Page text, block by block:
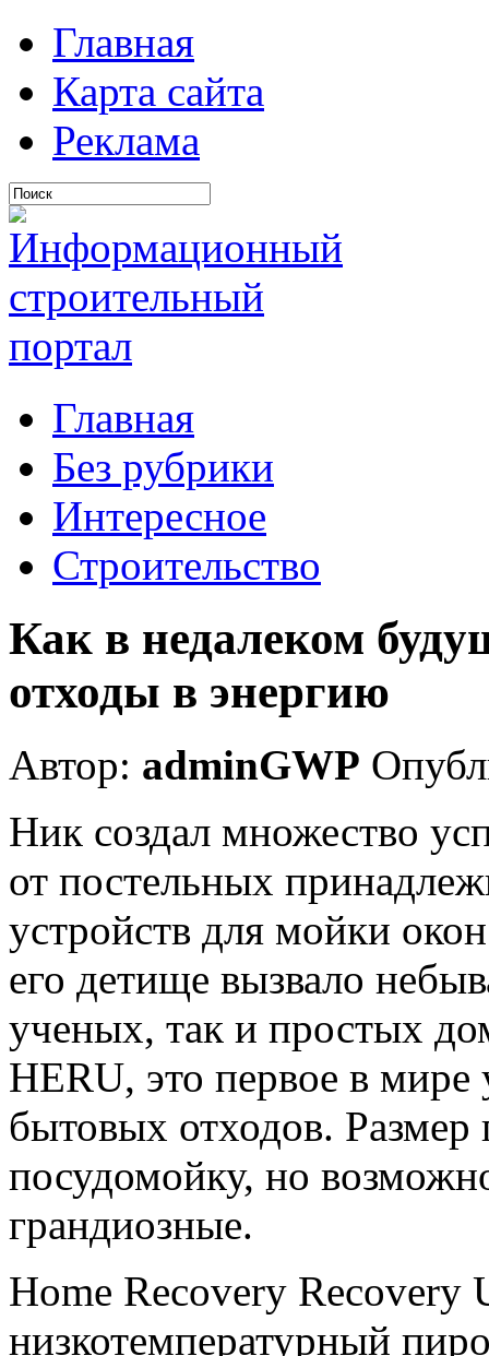
Главная
Карта сайта
Реклама
Главная
Без рубрики
Интересное
Строительство
Как в недалеком
отходы в энергию
Автор: adminGWP
Ник создал множество
от постельных
устройств для мойки
его детище вызвало
ученых, так и простых
HERU, это первое в мире
бытовых отходов. Размер
посудомойку, но
грандиозные.
Home Recovery Recovery
низкотемпературный